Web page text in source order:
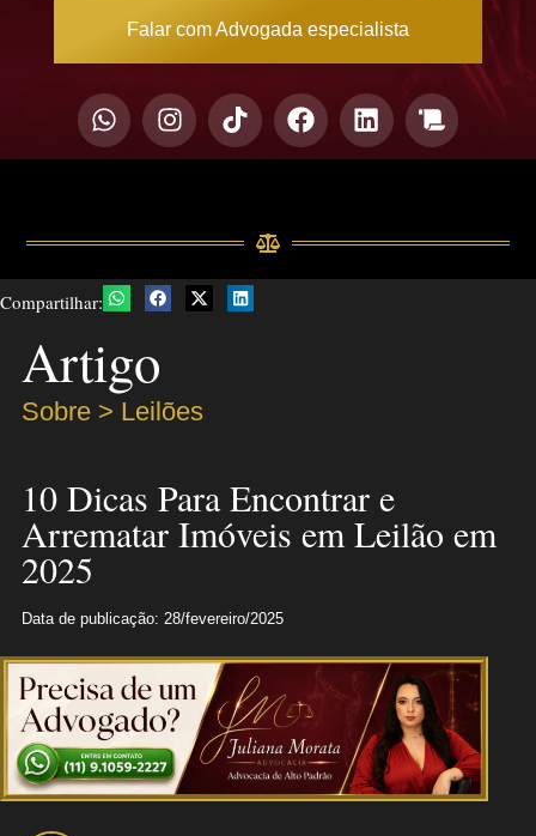
Falar com Advogada especialista
Compartilhar:
Artigo
Sobre > Leilões
10 Dicas Para Encontrar e
Arrematar Imóveis em Leilão em
2025
Data de publicação: 28/fevereiro/2025